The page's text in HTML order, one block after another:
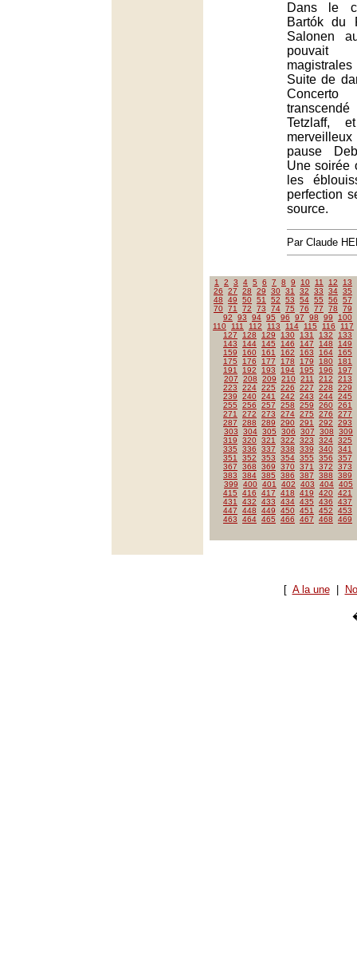
Dans le
Bartók du
Salonen
pouvait
Suite de
Tetzlaff,
pause
Une soirée
les
perfection
source.
Par Claude
1 2 3 4 5 6 7 8 9 10 11 12
13
26
27 28 29 30 31 32 33 34 35
48
49 50 51 52 53 54 55 56
57
70 71 72 73 74 75 76 77 78
79
92
93 94 95 96 97 98 99
100
110
111 112 113 114 115 116
117
127
128 129 130 131 132
133
143
144 145 146 147 148
149
159
160 161 162 163 164
165
175
176 177 178 179 180
181
191
192 193 194 195 196
197
207
208 209 210 211 212
213
223
224 225 226 227 228
229
239
240 241 242 243 244 245
255
256 257 258 259 260 261
271
272 273 274 275 276
277
287
288 289 290 291 292
293
303
304 305 306 307 308
309
319
320 321 322 323 324 325
335
336 337 338 339 340 341
351
352 353 354 355 356
357
367
368 369 370 371 372
373
383
384 385 386 387 388
389
399
400 401 402 403 404 405
415
416 417 418 419 420 421
431
432 433 434 435 436
437
447
448 449 450 451 452
453
463
464 465 466 467 468 469
[ A la une|